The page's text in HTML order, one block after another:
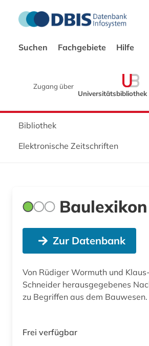
Suchen Fachgebiete Hilfe
Zugang über
Universitätsbibliothek
Bibliothek
Elektronische Zeitschriften
Zur Datenbank
Von Rüdiger Wormuth und
Schneider herausgegebenes
zu Begriffen aus dem Bauwesen.
Frei verfügbar